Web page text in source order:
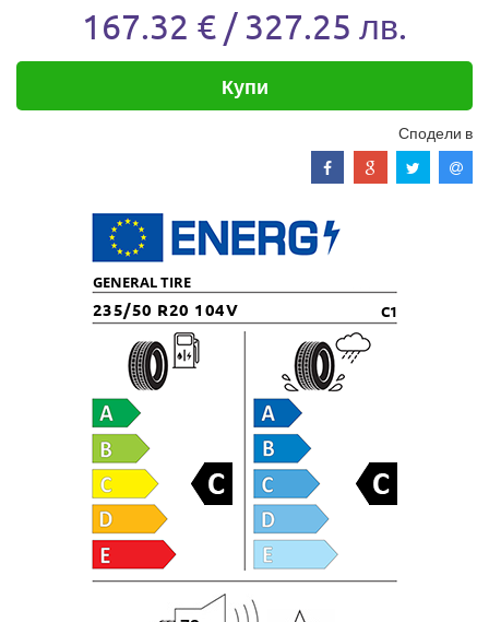
167.32 € / 327.25 лв.
Купи
Сподели в
GENERAL TIRE
235/50 R20 104V C1